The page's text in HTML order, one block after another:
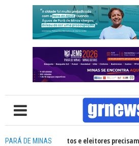
PARÁ DE MINAS
O que candidatos e eleitores precisam